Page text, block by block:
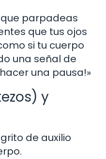
parpadeas
que tus ojos
si tu cuerpo
una señal de
una pausa!»
y
de auxilio